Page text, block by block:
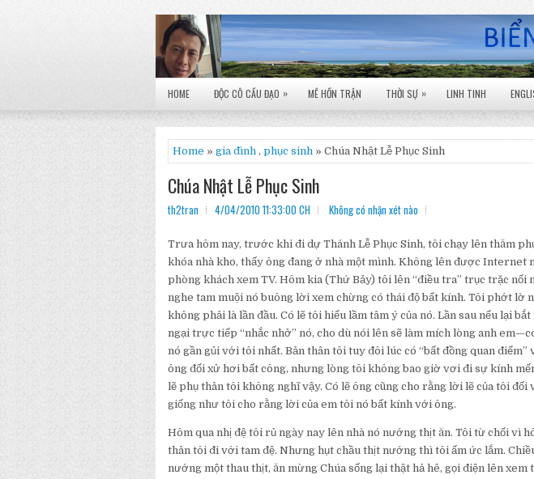
HOME ĐỘC CÔ CẦU ĐẠO » MÊ HỒN TRẬN THỜI SỰ » LINH TINH
Home » gia đình , phục sinh » Chúa Nhật Lễ Phục Sinh
Chúa Nhật Lễ Phục Sinh
th2tran 4/04/2010 11:33:00 CH Không có nhận xét nào
Trưa hôm nay, trước khi đi dự Thánh Lễ Phục Sinh, tôi chạy lên thăm
khóa nhà kho, thấy ông đang ở nhà một mình. Không lên được Internet
phòng khách xem TV. Hôm kia (Thứ Bảy) tôi lên “điều tra” trục trặc nối
nghe tam muội nó buông lời xem chừng có thái độ bất kính. Tôi phớt lờ
không phải là lần đầu. Có lẽ tôi hiểu lầm tâm ý của nó. Lần sau nếu lại
ngại trực tiếp “nhắc nhở” nó, cho dù nói lên sẽ làm mích lòng anh
nó gần gủi với tôi nhất. Bản thân tôi tuy đôi lúc có “bất đồng quan điểm”
ông đối xử hơi bất công, nhưng lòng tôi không bao giờ vơi đi sự kính
lẽ phụ thân tôi không nghĩ vậy. Có lẽ ông cũng cho rằng lời lẽ của tôi đối
giống như tôi cho rằng lời của em tôi nó bất kính với ông.
Hôm qua nhị đệ tôi rủ ngày nay lên nhà nó nướng thịt ăn. Tôi từ chối vì
thân tôi đi với tam đệ. Nhưng hụt chầu thịt nướng thì tôi ấm ức lắm.
nướng một thau thịt, ăn mừng Chúa sống lại thật hả hê, gọi điện lên